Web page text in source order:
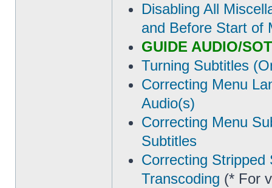
Disabling All
and Before Start of
GUIDE AUDIO/
Turning Subtitles
Correcting Menu
Audio(s)
Correcting Menu
Subtitles
Correcting
Transcoding (* For